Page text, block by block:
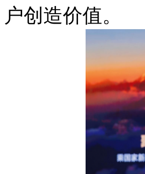
户创造价值。